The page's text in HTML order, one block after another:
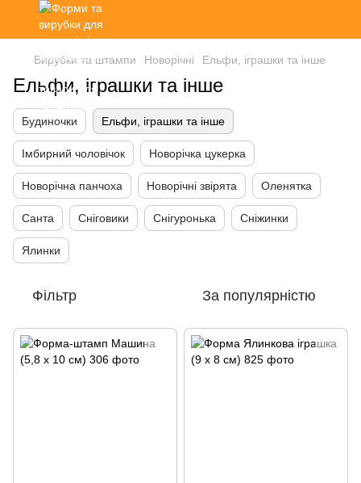
Вирубки та штампи Новорічні Ельфи, іграшки та інше
Ельфи, іграшки та інше
Будиночки Ельфи, іграшки та інше
Імбирний чоловічок Новорічка цукерка
Новорічна панчоха Новорічні звірята Оленятка
Санта Сніговики Снігуронька Сніжинки
Ялинки
Фільтр За популярністю